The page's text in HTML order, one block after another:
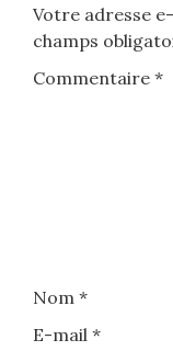
Votre adresse
champs
Commentaire *
Nom *
E-mail *